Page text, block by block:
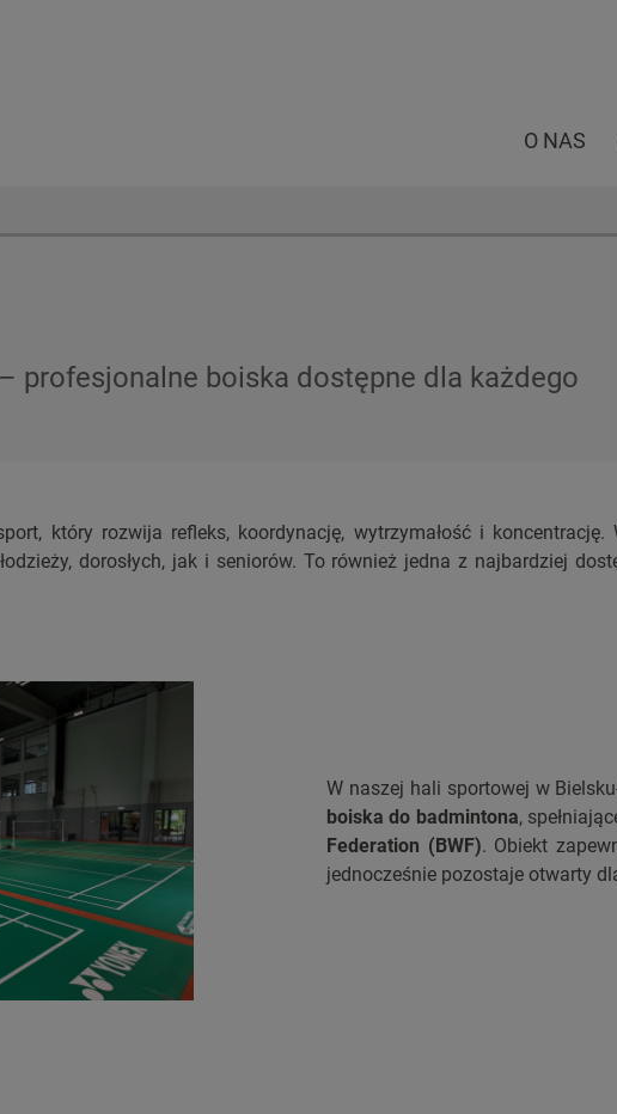
O NAS
profesjonalne boiska dostępne dla każdego
który rozwija refleks, koordynację, wytrzymałość i
dorosłych, jak i seniorów. To również jedna z najbardziej
W naszej hali sportowej w
boiska do badmintona,
Federation (BWF). Obiekt
jednocześnie pozostaje otwarty